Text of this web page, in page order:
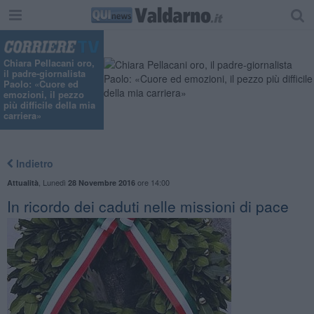
Chiara Pellacani oro,
il padre-giornalista
Paolo: «Cuore ed
emozioni, il pezzo
più difficile della mia
carriera»
Indietro
Attualità Lunedì 28 Novembre 2016ore 14:00
In ricordo dei caduti nelle missioni di pace